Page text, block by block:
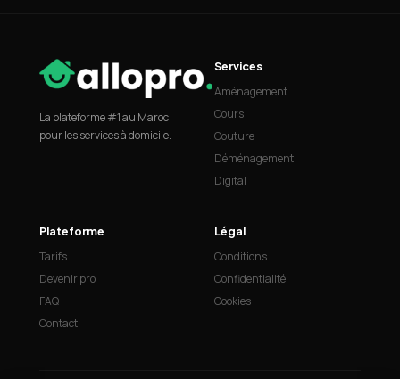
La plateforme #1 au Maroc
pour les services à domicile.
Services
Aménagement
Cours
Couture
Déménagement
Digital
Plateforme
Tarifs
Devenir pro
FAQ
Contact
Légal
Conditions
Confidentialité
Cookies